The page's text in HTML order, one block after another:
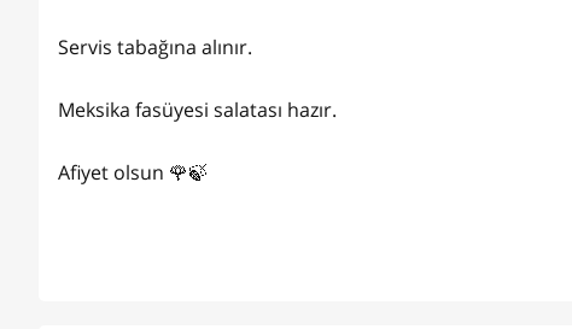
Servis tabağına alınır.
Meksika fasüyesi salatası hazır.
Afiyet olsun 🌹🍃